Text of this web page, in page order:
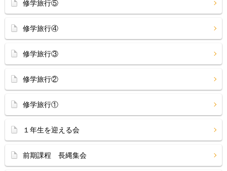
修学旅行⑤
修学旅行④
修学旅行③
修学旅行②
修学旅行①
１年生を迎える会
前期課程 長縄集会